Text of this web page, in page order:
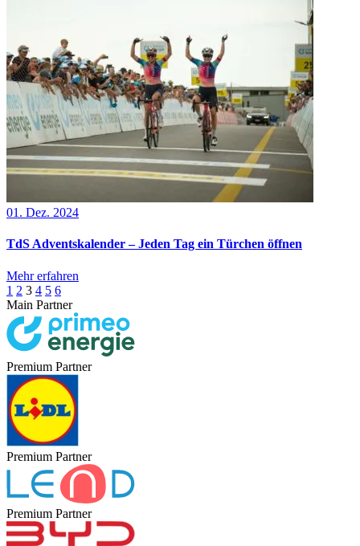
01. Dez. 2024
TdS Adventskalender – Jeden Tag ein Türchen öffnen
Mehr erfahren
1 2 3 4 5 6
Main Partner
Premium Partner
Premium Partner
Premium Partner